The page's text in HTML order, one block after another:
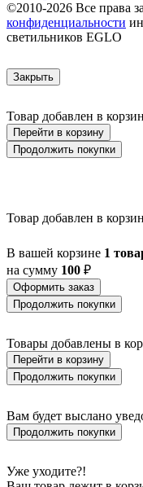
©2010-2026 Все права
конфиденциальности
светильников EGLO
Закрыть
Товар добавлен в
Перейти в корзину
Продолжить покупки
Товар добавлен в
В вашей корзине 1
на сумму 100 ₽
Оформить заказ
Продолжить покупки
Товары добавлены в
Перейти в корзину
Продолжить покупки
Вам будет выслано
Продолжить покупки
Уже уходите?!